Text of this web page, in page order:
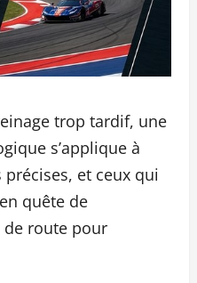
trop tardif, une
s’applique à
et ceux qui
quête de
de route pour